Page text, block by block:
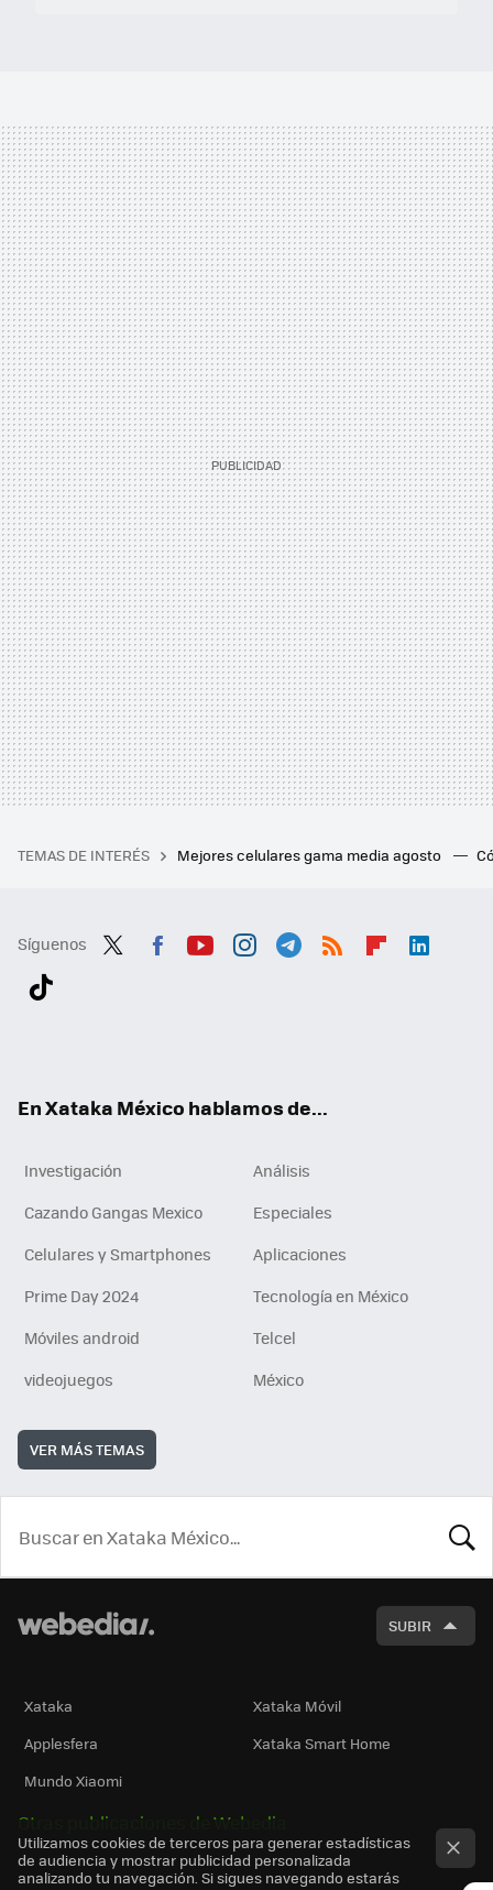
TEMAS DE INTERÉS Mejores celulares gama media agosto
Síguenos
En Xataka México hablamos de...
Investigación
Análisis
Cazando Gangas Mexico
Especiales
Celulares y Smartphones
Aplicaciones
Prime Day 2024
Tecnología en México
Móviles android
Telcel
videojuegos
México
VER MÁS TEMAS
SUBIR
Xataka
Xataka Móvil
Applesfera
Xataka Smart Home
Mundo Xiaomi
Otras publicaciones de Webedia
Utilizamos cookies de terceros para generar estadísticas
de audiencia y mostrar publicidad personalizada
analizando tu navegación. Si sigues navegando estarás